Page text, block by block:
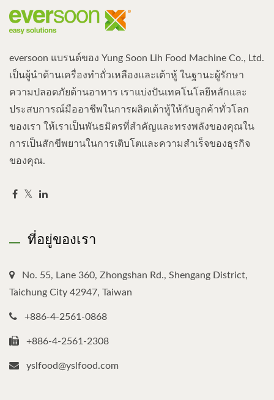
eversoon แบรนด์ของ Yung Soon Lih Food Machine Co., Ltd.
เป็นผู้นำด้านเครื่องทำถั่วเหลืองและเต้าหู้ ในฐานะผู้รักษา
ความปลอดภัยด้านอาหาร เราแบ่งปันเทคโนโลยีหลักและ
ประสบการณ์มืออาชีพในการผลิตเต้าหู้ให้กับลูกค้าทั่วโลก
ของเรา ให้เราเป็นพันธมิตรที่สำคัญและทรงพลังของคุณใน
การเป็นสักขีพยานในการเติบโตและความสำเร็จของธุรกิจ
ของคุณ.
ที่อยู่ของเรา
No. 55, Lane 360, Zhongshan Rd., Shengang District,
Taichung City 42947, Taiwan
+886-4-2561-0868
+886-4-2561-2308
yslfood@yslfood.com